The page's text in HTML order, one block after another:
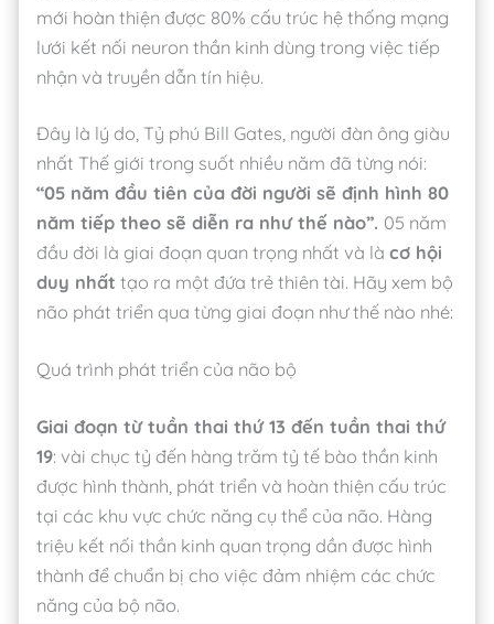
mới hoàn thiện được 80% cấu trúc hệ thống mạng
lưới kết nối neuron thần kinh dùng trong việc tiếp
nhận và truyền dẫn tín hiệu.
Đây là lý do, Tỷ phú Bill Gates, người đàn ông giàu
nhất Thế giới trong suốt nhiều năm đã từng nói:
“05 năm đầu tiên của đời người sẽ định hình 80
năm tiếp theo sẽ diễn ra như thế nào”. 05 năm
đầu đời là giai đoạn quan trọng nhất và làcơ hội
duy nhất tạo ra một đứa trẻ thiên tài. Hãy xem bộ
não phát triển qua từng giai đoạn như thế nào nhé:
Quá trình phát triển của não bộ
Giai đoạn từ tuần thai thứ 13 đến tuần thai thứ
19: vài chục tỷ đến hàng trăm tỷ tế bào thần kinh
được hình thành, phát triển và hoàn thiện cấu trúc
tại các khu vực chức năng cụ thể của não. Hàng
triệu kết nối thần kinh quan trọng dần được hình
thành để chuẩn bị cho việc đảm nhiệm các chức
năng của bộ não.